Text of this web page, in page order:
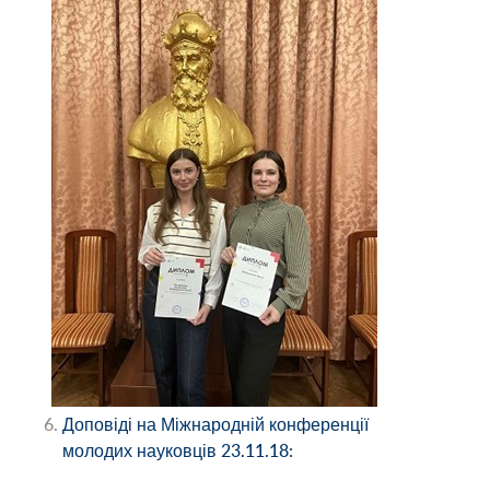
Доповіді на Міжнародній конференції
молодих науковців 23.11.18: